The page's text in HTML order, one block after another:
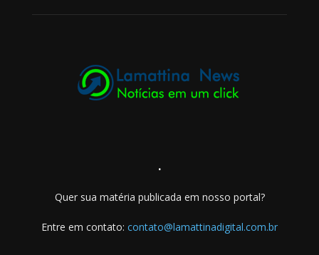
.
Quer sua matéria publicada em nosso portal?
Entre em contato: contato@lamattinadigital.com.br